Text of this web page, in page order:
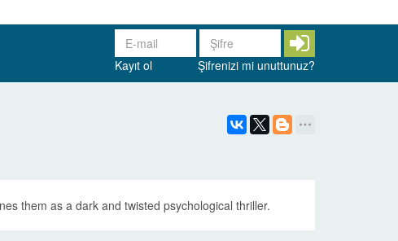
Kayıt ol
Şifrenizi mi unuttunuz?
them as a dark and twisted psychological thriller.